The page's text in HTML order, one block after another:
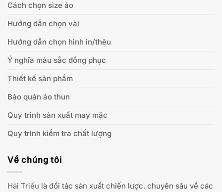
Cách chọn size áo
Hướng dẫn chọn vải
Hướng dẫn chọn hình in/thêu
Ý nghĩa màu sắc đồng phục
Thiết kế sản phẩm
Bảo quản áo thun
Quy trình sản xuất may mặc
Quy trình kiểm tra chất lượng
Về chúng tôi
Hải Triều là đối tác sản xuất chiến lược, chuyên sâu về các